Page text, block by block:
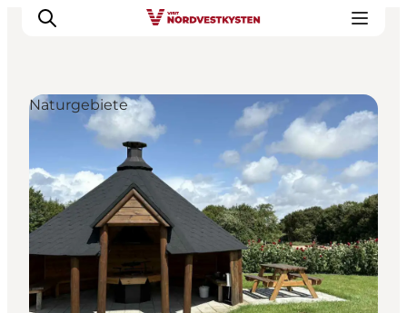
Urlaubsorte
Inspiration
Events
Unterkunft
Mach deine Urlaubsplanung
Naturgebiete